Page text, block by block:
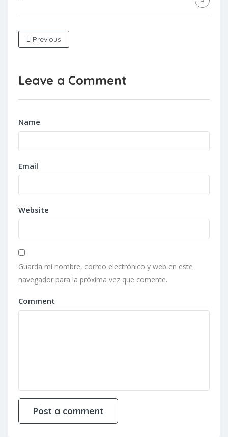
Previous
Leave a Comment
Name
Email
Website
Guarda mi nombre, correo electrónico y web en este
navegador para la próxima vez que comente.
Comment